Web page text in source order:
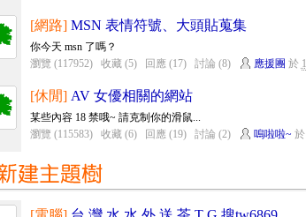
[網路] MSN 表情符號、大頭貼蒐集
你今天 msn 了嗎？
瀏覽 (117952)
收藏 (5) 回應 (17) 討論 (8) 應援團 於
[休閒] AV 女優相關的網站
某些內容 18 禁哦~ 請克制你的滑鼠...
瀏覽 (115583)
收藏 (6) 回應 (19) 討論 (2) 嗚啦啦~ 於